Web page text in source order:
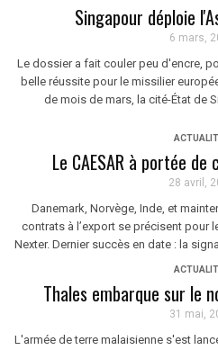
Singapour déploie
6 mars,
Le dossier a fait couler peu d'encre,
belle réussite pour le missilier
de mois de mars, la cité-État de
Le CAESAR à portée
28 avril,
Danemark, Norvège, Inde, et
contrats à l’export se précisent pour
Nexter. Dernier succès en date : la
Thales embarque sur le
31 mai,
L'armée de terre malaisienne s'est